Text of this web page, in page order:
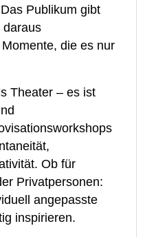
die es nur
Theater – es ist
Ob für
Privatpersonen:
angepasste
inspirieren.​​
erfahrenen
und